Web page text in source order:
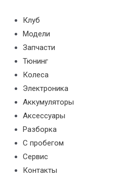
содержимому
Клуб
Модели
Запчасти
Тюнинг
Колеса
Электроника
Аккумуляторы
Аксессуары
Разборка
С пробегом
Сервис
Контакты